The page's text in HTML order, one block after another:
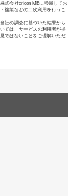
式会社oricon MEに帰属してお
複製などの二次利用を行うこ
社の調査に基づいた結果から
ては、サービスの利用者が提
ではないことをご理解いただ